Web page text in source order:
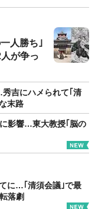
人勝ち｣
が争っ
吉にハメられて｢清
末路
影響…東大教授｢脳の
に…｢清須会議｣で最
落劇